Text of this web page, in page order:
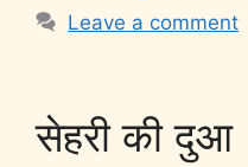
Leave a comment
सेहरी की दुआ